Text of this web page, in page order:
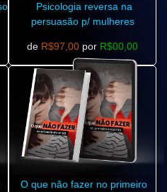
Psicologia reversa na
persuasão p/ mulheres
de R$97,00 por R$00,00
O que não fazer no primeiro